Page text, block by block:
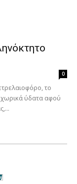
0
το
χωρικά ύδατα αφού